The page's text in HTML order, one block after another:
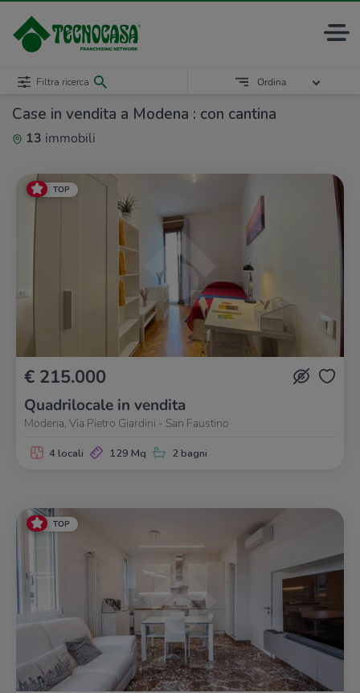
Case in vendita a Modena : con cantina
13 immobili
Filtra ricerca Ordina
TOP
€ 215.000
Quadrilocale in vendita
Modena, Via Pietro Giardini - San Faustino
4 locali 129 Mq 2 bagni
TOP